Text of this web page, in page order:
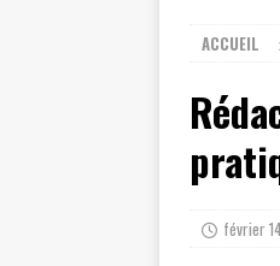
ACCUEIL
février